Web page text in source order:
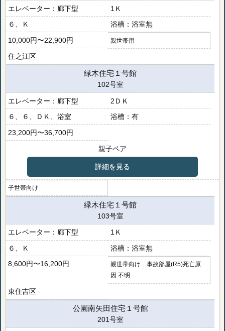
廊下型
1Ｋ
６、Ｋ
浴室無
10,000円〜22,900円
親世帯用
住之江区
緑木住宅１号館
102号室
廊下型
2ＤＫ
６、６、ＤＫ、浴室
有
23,200円〜36,700円
親子ペア
詳細を見る
子世帯向け
緑木住宅１号館
103号室
廊下型
1Ｋ
６、Ｋ
浴室無
8,600円〜16,200円
親世帯向け 事故部屋(R5)死亡原
因:不明
東住吉区
公園南矢田住宅１号館
201号室